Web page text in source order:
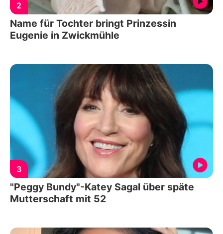
2
Name für Tochter bringt Prinzessin
Eugenie in Zwickmühle
3
"Peggy Bundy"-Katey Sagal über späte
Mutterschaft mit 52